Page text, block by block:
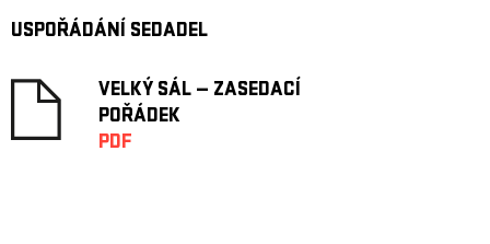
USPOŘÁDÁNÍ SEDADEL
VELKÝ SÁL — ZASEDACÍ
POŘÁDEK
PDF